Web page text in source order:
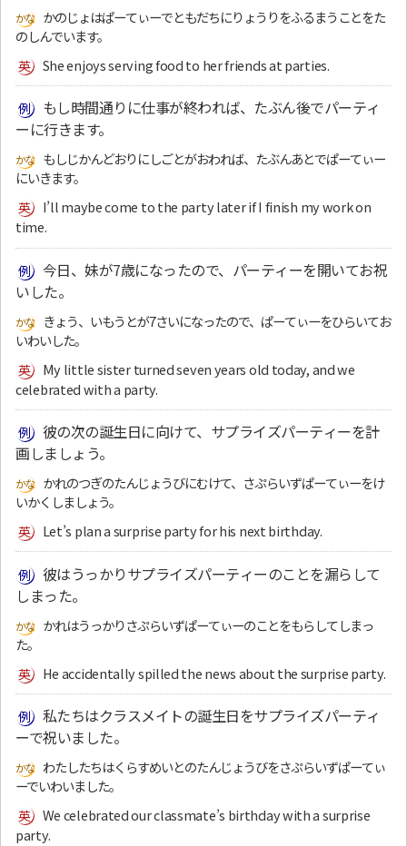
かのじょはぱーてぃーでともだちにりょうりをふるまうことをた
のしんでいます。
She enjoys serving food to her friends at parties.
もし時間通りに仕事が終われば、たぶん後でパーティ
ーに行きます。
もしじかんどおりにしごとがおわれば、たぶんあとでぱーてぃー
にいきます。
I’ll maybe come to the party later if I finish my work on
time.
今日、妹が7歳になったので、パーティーを開いてお祝
いした。
きょう、いもうとが7さいになったので、ぱーてぃーをひらいてお
いわいした。
My little sister turned seven years old today, and we
celebrated with a party.
彼の次の誕生日に向けて、サプライズパーティーを計
画しましょう。
かれのつぎのたんじょうびにむけて、さぷらいずぱーてぃーをけ
いかくしましょう。
Let’s plan a surprise party for his next birthday.
彼はうっかりサプライズパーティーのことを漏らして
しまった。
かれはうっかりさぷらいずぱーてぃーのことをもらしてしまっ
た。
He accidentally spilled the news about the surprise party.
私たちはクラスメイトの誕生日をサプライズパーティ
ーで祝いました。
わたしたちはくらすめいとのたんじょうびをさぷらいずぱーてぃ
ーでいわいました。
We celebrated our classmate’s birthday with a surprise
party.